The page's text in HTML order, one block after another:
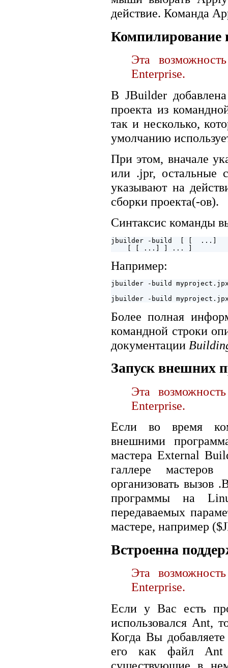
действие. Команда
Компилирование
Эта
Enterprise.
В JBuilder
проекта из
так и несколько,
умолчанию
При этом, вначале
или .jpr, остальные
указывают на
сборки проекта(-ов).
Синтаксис команды
jbuilder -build [ [
...]
    [
[
Например:
jbuilder -build
Более полная
командной строки
документации
Запуск внешних
Эта
Enterprise.
Если во время
внешними
мастера External
галлере
организовать
программы на
передаваемых
мастере, например
Встроенна
Эта
Enterprise.
Если у Вас есть
использовался Ant,
Когда Вы
его как файл Ant
существующие в